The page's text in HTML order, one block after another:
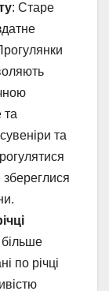
: Старе
та
та
по річці